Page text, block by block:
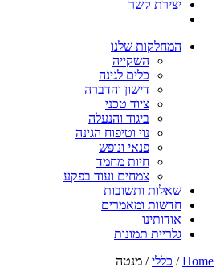
תוכן
מרכזי
יצירת קשר
המחלקות שלנו
השקייה
כלים לגינה
דישון והדברה
ציוד טכני
ביגוד והנעלה
נוי וטיפוח הגינה
פנאי ונופש
חיות מחמד
צמחים ועוד בפקע
שאלות ותשובות
חדשות ומאמרים
אודותינו
גלריית תמונות
Home
/ כללי/ מנטה